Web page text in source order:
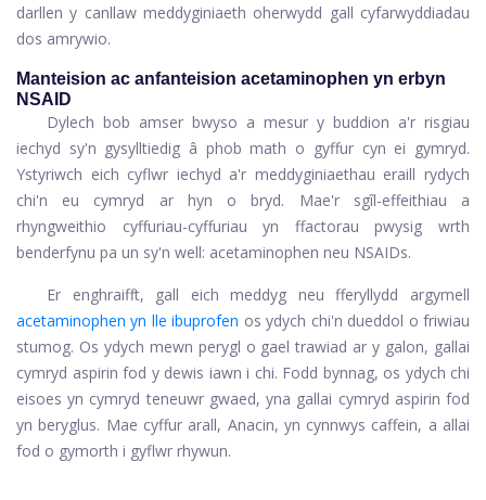
darllen y canllaw meddyginiaeth oherwydd gall cyfarwyddiadau
dos amrywio.
Manteision ac anfanteision acetaminophen yn erbyn
NSAID
Dylech bob amser bwyso a mesur y buddion a'r risgiau
iechyd sy'n gysylltiedig â phob math o gyffur cyn ei gymryd.
Ystyriwch eich cyflwr iechyd a'r meddyginiaethau eraill rydych
chi'n eu cymryd ar hyn o bryd. Mae'r sgîl-effeithiau a
rhyngweithio cyffuriau-cyffuriau yn ffactorau pwysig wrth
benderfynu pa un sy'n well: acetaminophen neu NSAIDs.
Er enghraifft, gall eich meddyg neu fferyllydd argymell
acetaminophen yn lle ibuprofen os ydych chi'n dueddol o friwiau
stumog. Os ydych mewn perygl o gael trawiad ar y galon, gallai
cymryd aspirin fod y dewis iawn i chi. Fodd bynnag, os ydych chi
eisoes yn cymryd teneuwr gwaed, yna gallai cymryd aspirin fod
yn beryglus. Mae cyffur arall, Anacin, yn cynnwys caffein, a allai
fod o gymorth i gyflwr rhywun.